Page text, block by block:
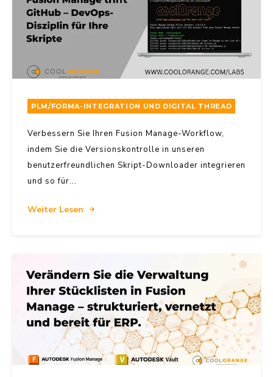
PLM/FORMA-INTEGRATION UND DIGITAL THREAD
Verbessern Sie Ihren Fusion Manage-Workflow,
indem Sie die Versionskontrolle in unseren
benutzerfreundlichen Skript-Downloader integrieren
und so für...
Weiter Lesen